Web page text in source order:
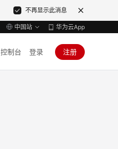
不再显示此消息
中国站 华为云App
控制台 登录 注册